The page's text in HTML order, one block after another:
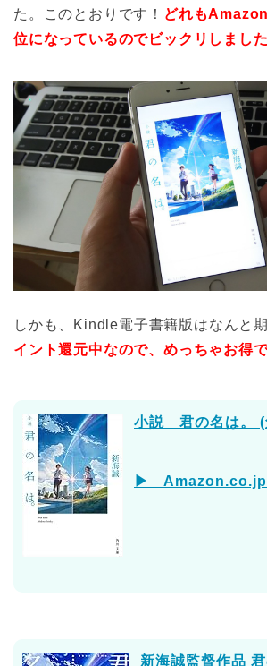
た。このとおりです！ どれも
位になっているのでビックリしました
しかも、Kindle電子書籍版はなんと
イント還元中なので、めっちゃお得で
小説 君の名は。 (
▶ Amazon.co.jp
新海誠監督作品